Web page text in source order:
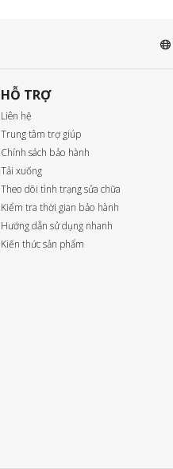
HỖ TRỢ
Liên hệ
Trung tâm trợ giúp
Chính sách bảo hành
Tải xuống
Theo dõi tình trạng sửa chữa
Kiểm tra thời gian bảo hành
Hướng dẫn sử dụng nhanh
Kiến thức sản phẩm